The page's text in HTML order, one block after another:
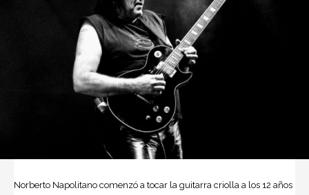
Norberto Napolitano comenzó a tocar la guitarra criolla a los 12 años